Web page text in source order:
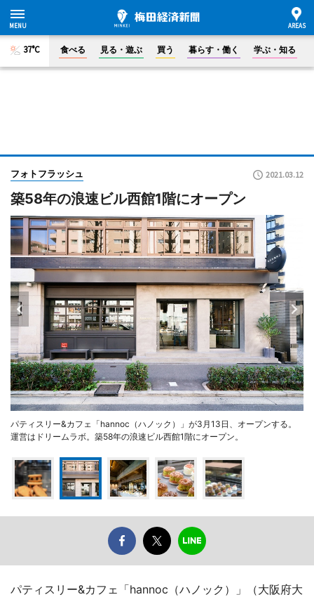
37°C 食べる 見る・遊ぶ 買う 暮らす・働く 学ぶ・知る
フォトフラッシュ 2021.03.12
築58年の浪速ビル西館1階にオープン
パティスリー&カフェ「hannoc（ハノック）」が3月13日、オープンする。
運営はドリームラボ。築58年の浪速ビル西館1階にオープン。
パティスリー&カフェ「hannoc（ハノック）」（大阪府大